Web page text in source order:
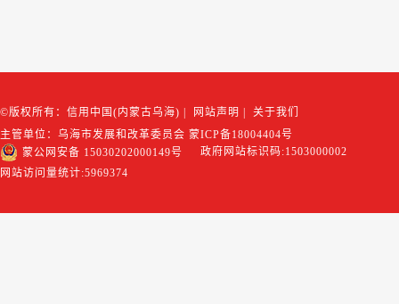
©版权所有：信用中国(内蒙古乌海) 网站声明
关于我们
主管单位：乌海市发展和改革委员会 蒙ICP备18004404号
蒙公网安备 15030202000149号
政府网站标识码:1503000002
网站访问量统计:5969374